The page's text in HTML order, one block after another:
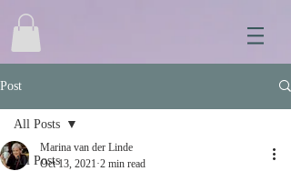
Post
All Posts
All Posts
Marina van der Linde
Oct 13, 2021 2 min read